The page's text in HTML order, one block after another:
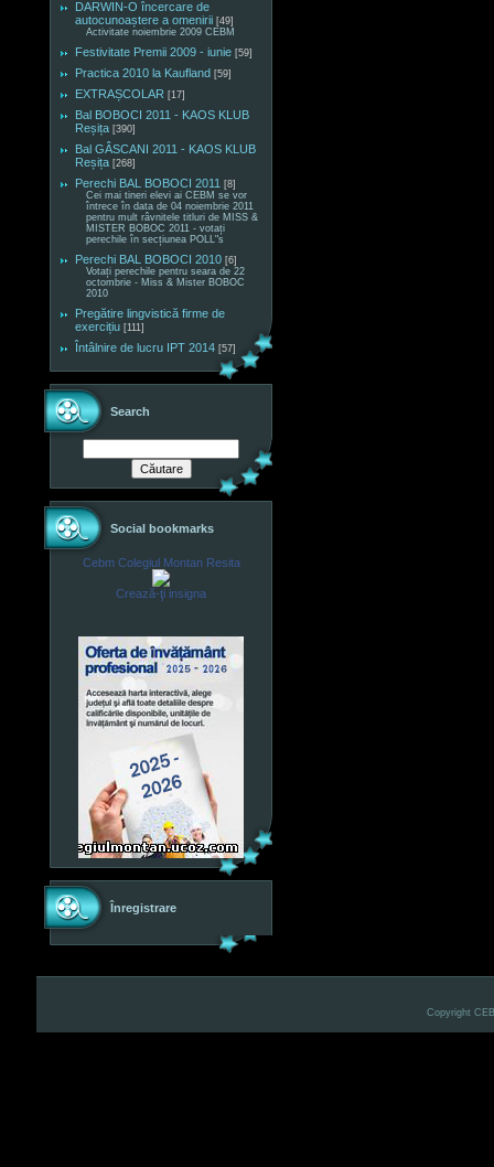
DARWIN-O încercare de
autocunoaștere a omenirii [49]
Activitate noiembrie 2009 CEBM
Festivitate Premii 2009 - iunie [59]
Practica 2010 la Kaufland [59]
EXTRAȘCOLAR [17]
Bal BOBOCI 2011 - KAOS KLUB
Reșița [390]
Bal GÂSCANI 2011 - KAOS KLUB
Reșița [268]
Perechi BAL BOBOCI 2011 [8]
Cei mai tineri elevi ai CEBM se vor
întrece în data de 04 noiembrie 2011
pentru mult râvnitele titluri de MISS &
MISTER BOBOC 2011 - votați
perechile în secțiunea POLL"s
Perechi BAL BOBOCI 2010 [6]
Votați perechile pentru seara de 22
octombrie - Miss & Mister BOBOC
2010
Pregătire lingvistică firme de
exercițiu [111]
Întâlnire de lucru IPT 2014 [57]
Search
Social bookmarks
Cebm Colegiul Montan Resita
Crează-ţi insigna
Înregistrare
Copyright